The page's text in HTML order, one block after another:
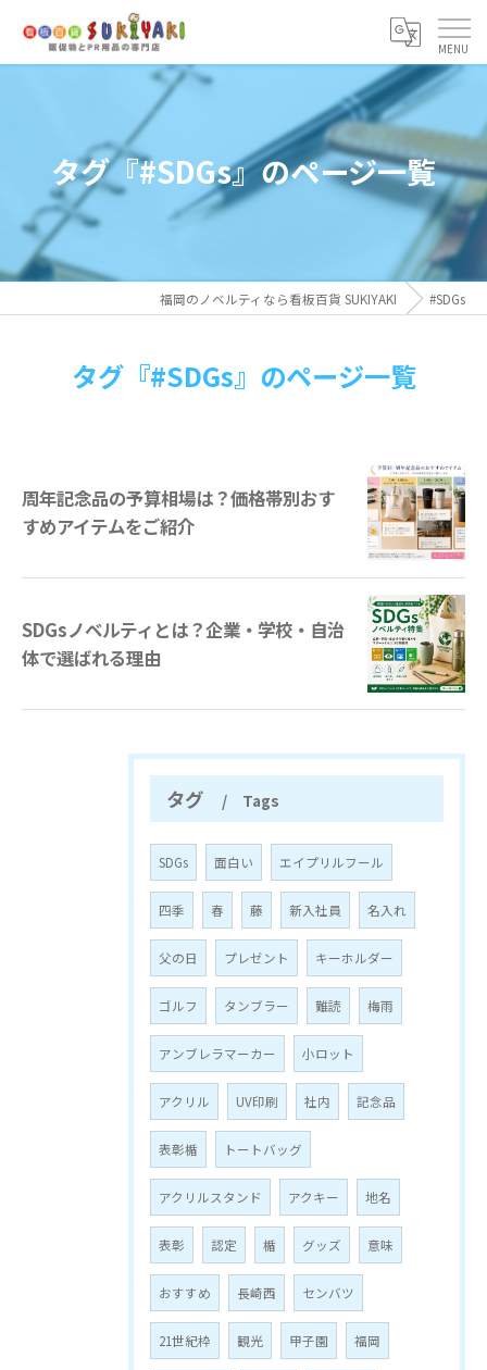
タグ『#SDGs』のページ一覧
福岡のノベルティなら看板百貨 SUKIYAKI #SDGs
タグ『#SDGs』のページ一覧
周年記念品の予算相場は？価格帯別おす
すめアイテムをご紹介
SDGsノベルティとは？企業・学校・自治
体で選ばれる理由
タグ Tags
SDGs 面白い エイプリルフール
四季 春 藤 新入社員 名入れ
父の日 プレゼント キーホルダー
ゴルフ タンブラー 難読 梅雨
アンブレラマーカー 小ロット
アクリル UV印刷 社内 記念品
表彰楯 トートバッグ
アクリルスタンド アクキー 地名
表彰 認定 楯 グッズ 意味
おすすめ 長崎西 センバツ
21世紀枠 観光 甲子園 福岡